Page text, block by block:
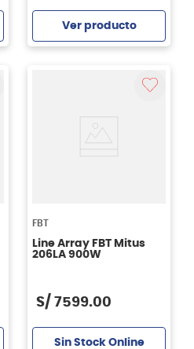
Ver producto
FBT
Line Array FBT Mitus
206LA 900W
S/ 7599.00
Sin Stock Online